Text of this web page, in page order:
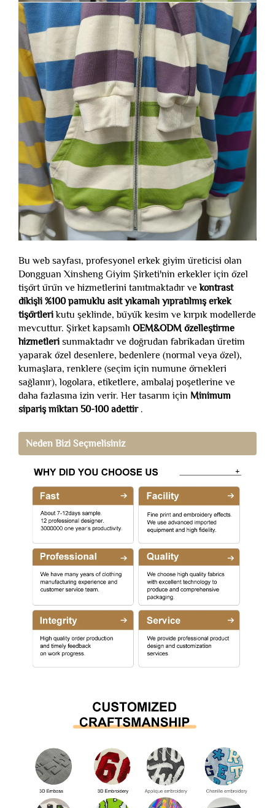
Bu web sayfası, profesyonel erkek giyim üreticisi olan
Dongguan Xinsheng Giyim Şirketi'nin erkekler için özel
tişört ürün ve hizmetlerini tanıtmaktadır vekontrast
dikişli %100 pamuklu asit yıkamalı yıpratılmış erkek
tişörtlerikutu şeklinde, büyük kesim ve kırpık modellerde
mevcuttur. Şirket kapsamlı OEM&ODM özelleştirme
hizmetleri sunmaktadır ve doğrudan fabrikadan üretim
yaparak özel desenlere, bedenlere (normal veya özel),
kumaşlara, renklere (seçim için numune örnekleri
sağlanır), logolara, etiketlere, ambalaj poşetlerine ve
daha fazlasına izin verir. Her tasarım için Minimum
sipariş miktarı 50-100 adettir .
Neden Bizi Seçmelisiniz